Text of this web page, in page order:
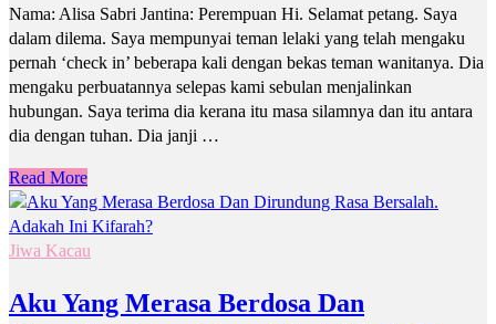
Nama: Alisa Sabri Jantina: Perempuan Hi. Selamat petang. Saya
dalam dilema. Saya mempunyai teman lelaki yang telah mengaku
pernah ‘check in’ beberapa kali dengan bekas teman wanitanya. Dia
mengaku perbuatannya selepas kami sebulan menjalinkan
hubungan. Saya terima dia kerana itu masa silamnya dan itu antara
dia dengan tuhan. Dia janji …
Read More
Jiwa Kacau
Aku Yang Merasa Berdosa Dan